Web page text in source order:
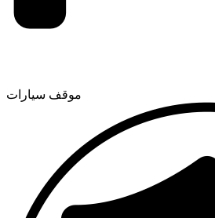
موقف سيارات